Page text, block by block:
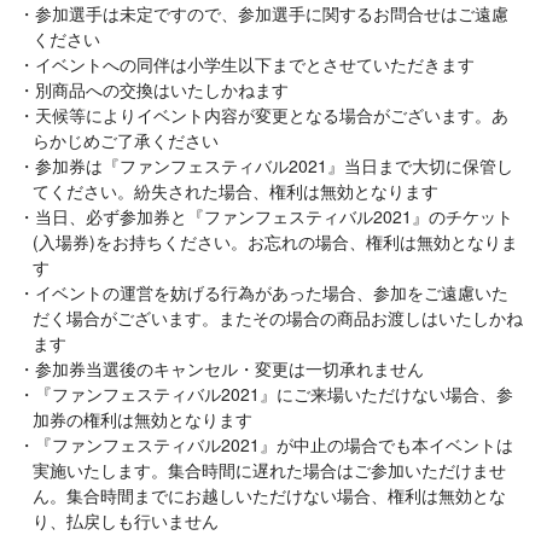
参加選手は未定ですので、参加選手に関するお問合せはご遠慮
ください
イベントへの同伴は小学生以下までとさせていただきます
別商品への交換はいたしかねます
天候等によりイベント内容が変更となる場合がございます。あ
らかじめご了承ください
参加券は『ファンフェスティバル2021』当日まで大切に保管し
てください。紛失された場合、権利は無効となります
当日、必ず参加券と『ファンフェスティバル2021』のチケット
(入場券)をお持ちください。お忘れの場合、権利は無効となりま
す
イベントの運営を妨げる行為があった場合、参加をご遠慮いた
だく場合がございます。またその場合の商品お渡しはいたしかね
ます
参加券当選後のキャンセル・変更は一切承れません
『ファンフェスティバル2021』にご来場いただけない場合、参
加券の権利は無効となります
『ファンフェスティバル2021』が中止の場合でも本イベントは
実施いたします。集合時間に遅れた場合はご参加いただけませ
ん。集合時間までにお越しいただけない場合、権利は無効とな
り、払戻しも行いません